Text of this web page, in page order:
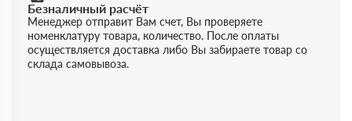
Безналичный расчёт
Менеджер отправит Вам счет, Вы проверяете
номенклатуру товара, количество. После оплаты
осуществляется доставка либо Вы забираете товар со
склада самовывоза.